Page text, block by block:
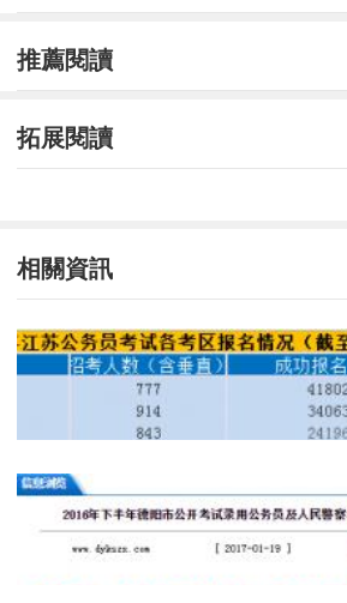
推薦閱讀
拓展閱讀
相關資訊